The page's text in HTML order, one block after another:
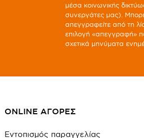
μέσα κοινωνικής
συνεργάτες μας).
απεγγραφείτε από τη
επιλογή «απεγγραφή»
σχετικά μηνύματα
ONLINE ΑΓΟΡΕΣ
Εντοπισμός παραγγελίας